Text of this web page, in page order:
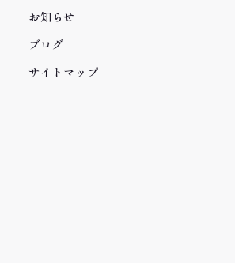
お知らせ
ブログ
サイトマップ